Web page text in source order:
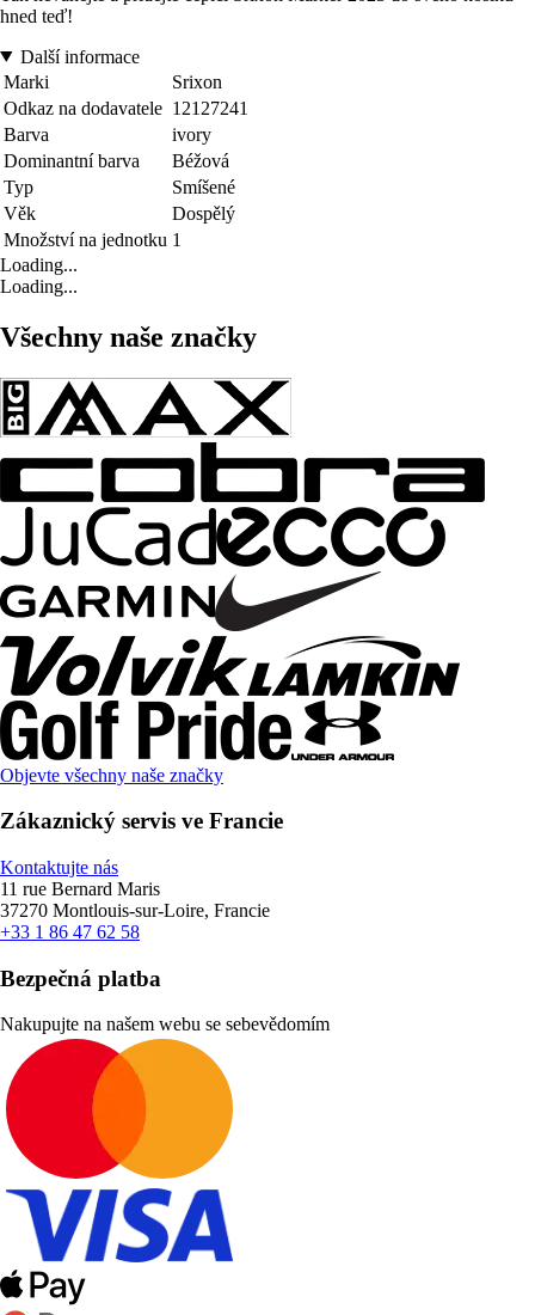
hned teď!
Další informace
Marki
Srixon
Odkaz na dodavatele 12127241
Barva
ivory
Dominantní barva
Béžová
Typ
Smíšené
Věk
Dospělý
Množství na jednotku 1
Loading...
Loading...
Všechny naše značky
Objevte všechny naše značky
Zákaznický servis ve Francie
Kontaktujte nás
11 rue Bernard Maris
37270 Montlouis-sur-Loire, Francie
+33 1 86 47 62 58
Bezpečná platba
Nakupujte na našem webu se sebevědomím